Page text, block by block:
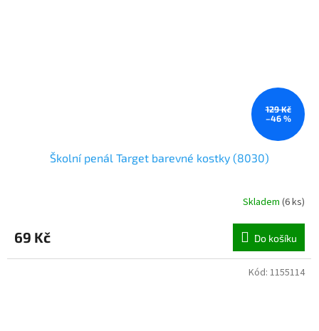
129 Kč
–46 %
Školní penál Target barevné kostky (8030)
Skladem (6 ks)
69 Kč Do košíku
Kód: 1155114